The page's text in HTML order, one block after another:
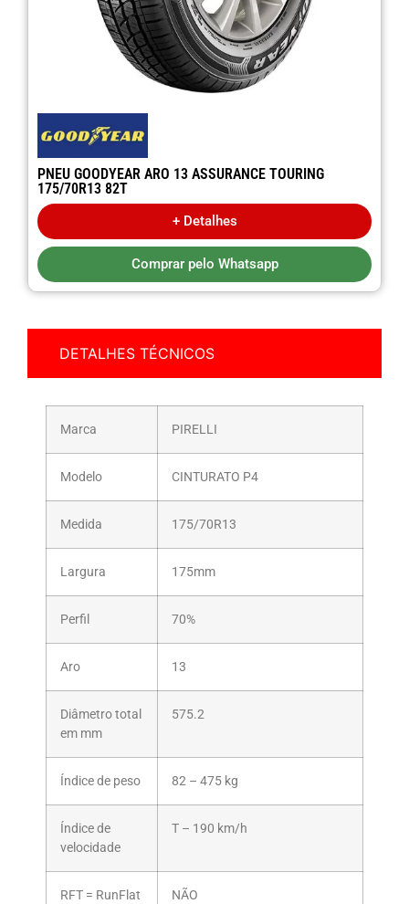
PNEU GOODYEAR ARO 13 ASSURANCE TOURING
175/70R13 82T
+ Detalhes
Comprar pelo Whatsapp
DETALHES TÉCNICOS
Marca PIRELLI
Modelo CINTURATO P4
Medida 175/70R13
Largura 175mm
Perfil 70%
Aro 13
Diâmetro total
em mm
575.2
Índice de peso 82 – 475 kg
Índice de
velocidade
T – 190 km/h
RFT = RunFlat NÃO